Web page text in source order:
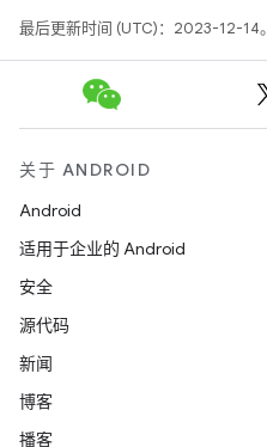
最后更新时间 (UTC)：2023-12-14。
关于 ANDROID
Android
适用于企业的 Android
安全
源代码
新闻
博客
播客